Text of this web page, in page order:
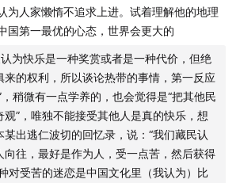
为人家懒惰不追求上进。试着理解他的地理
国第一最优的心态，世界会更大的
为快乐是一种奖赏或者是一种代价，但绝
来的权利，所以谈论热带的事情，第一反应
，稍微有一点学养的，也会觉得是“把其他民
观”，唯独不能接受其他人是真的快乐，想
某出逃仁波切的回忆录，说：“我们藏民认
向往，最好是作为人，受一点苦，然后获得
对受苦的迷恋是中国文化里（我认为）比